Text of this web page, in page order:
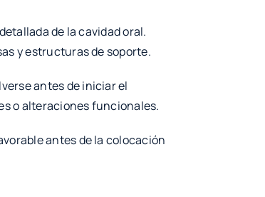
de la cavidad oral.
y estructuras de soporte.
antes de iniciar el
o alteraciones funcionales.
antes de la colocación